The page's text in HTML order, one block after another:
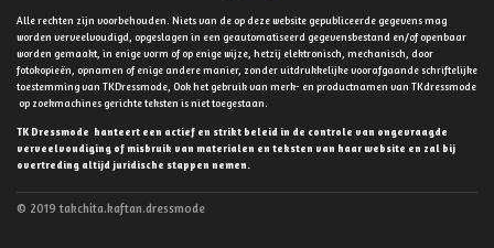
Alle rechten zijn voorbehouden. Niets van de op deze website gepubliceerde gegevens mag
worden verveelvoudigd, opgeslagen in een geautomatiseerd gegevensbestand en/of openbaar
worden gemaakt, in enige vorm of op enige wijze, hetzij elektronisch, mechanisch, door
fotokopieën, opnamen of enige andere manier, zonder uitdrukkelijke voorafgaande schriftelijke
toestemming van TKDressmode, Ook het gebruik van merk- en productnamen van TKdressmode
op zoekmachines gerichte teksten is niet toegestaan.
TK Dressmode hanteert een actief en strikt beleid in de controle van ongevraagde
verveelvoudiging of misbruik van materialen en teksten van haar website en zal bij
overtreding altijd juridische stappen nemen.
© 2019 takchita.kaftan.dressmode